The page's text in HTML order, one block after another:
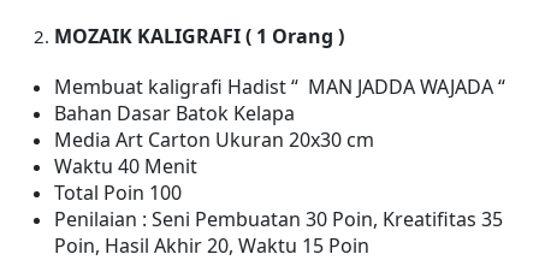
MOZAIK KALIGRAFI ( 1 Orang )
Membuat kaligrafi Hadist “ MAN JADDA WAJADA “
Bahan Dasar Batok Kelapa
Media Art Carton Ukuran 20x30 cm
Waktu 40 Menit
Total Poin 100
Penilaian : Seni Pembuatan 30 Poin, Kreatifitas 35
Poin, Hasil Akhir 20, Waktu 15 Poin